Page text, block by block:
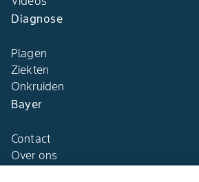
Diagnose
Plagen
Ziekten
Onkruiden
Bayer
Contact
Over ons